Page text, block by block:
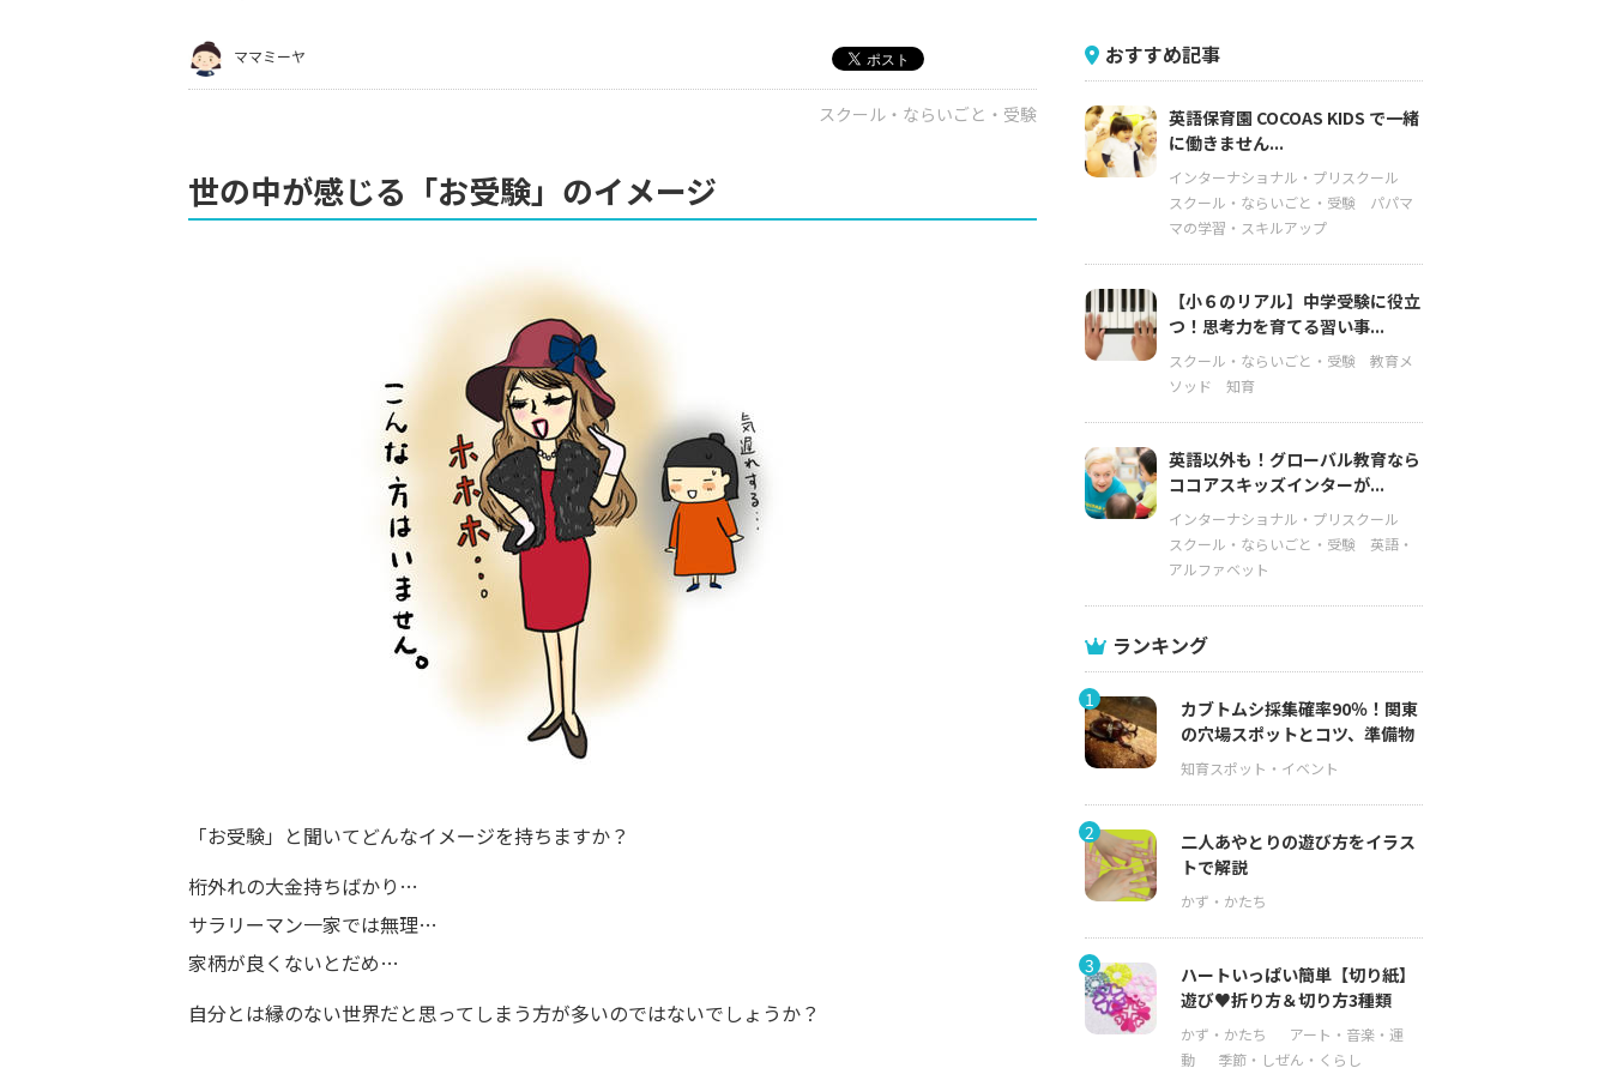
ママミーヤ
スクール・ならいごと・受験
世の中が感じる「お受験」のイメージ
「お受験」と聞いてどんなイメージを持ちますか？
桁外れの大金持ちばかり…
サラリーマン一家では無理…
家柄が良くないとだめ…
自分とは縁のない世界だと思ってしまう方が多いのではないでしょうか？
おすすめ記事
英語保育園 COCOAS KIDS で一緒
に働きません...
インターナショナル・プリスクール
スクール・ならいごと・受験
パパマ
マの学習・スキルアップ
【小６のリアル】中学受験に役立
つ！思考力を育てる習い事...
スクール・ならいごと・受験
教育メ
ソッド
知育
英語以外も！グローバル教育なら
ココアスキッズインターが...
インターナショナル・プリスクール
スクール・ならいごと・受験
英語・
アルファベット
ランキング
1
カブトムシ採集確率90％！関東
の穴場スポットとコツ、準備物
2
二人あやとりの遊び方をイラス
トで解説
3
ハートいっぱい簡単【切り紙】
遊び♥折り方＆切り方3種類